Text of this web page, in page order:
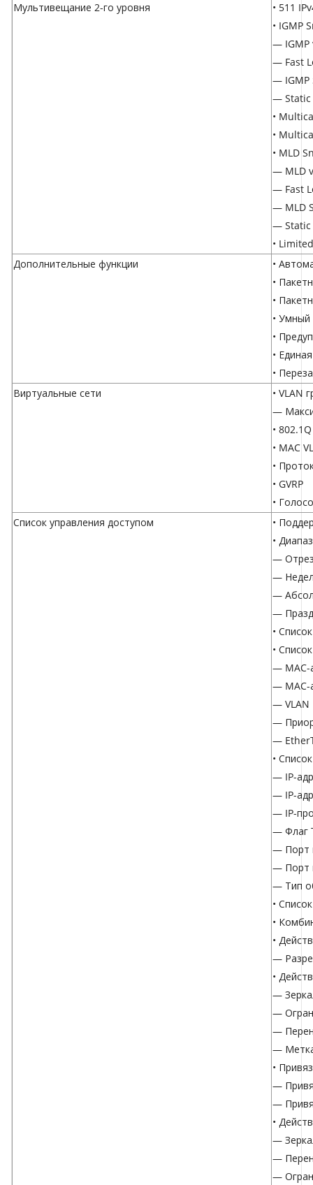
Мультивещание 2-го уровня
• 511
• IGMP
— IGMP
— Fast
— IGMP
— Static
•
•
• MLD
— MLD
— Fast
— MLD
— Static
•
Дополнительные функции
•
•
•
• Умный
•
•
•
Виртуальные сети
• VLAN
—
•
• MAC
•
• GVRP
•
Список управления доступом
•
•
—
—
—
—
•
•
— MAC-
— MAC-
— VLAN
—
—
•
— IP-
— IP-
— IP-
— Флаг
— Порт
— Порт
— Тип
•
•
•
—
•
—
—
—
— Метка
•
—
—
•
—
—
—